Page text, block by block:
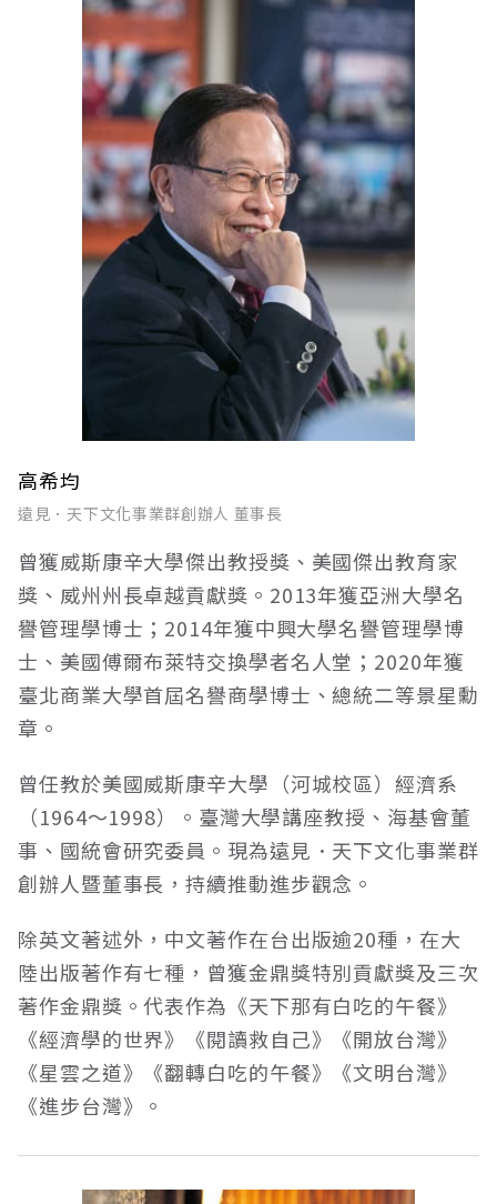
高希均
遠見．天下文化事業群創辦人 董事長
曾獲威斯康辛大學傑出教授獎、美國傑出教育家
獎、威州州長卓越貢獻獎。2013年獲亞洲大學名
譽管理學博士；2014年獲中興大學名譽管理學博
士、美國傅爾布萊特交換學者名人堂；2020年獲
臺北商業大學首屆名譽商學博士、總統二等景星勳
章。
曾任教於美國威斯康辛大學（河城校區）經濟系
（1964～1998）。臺灣大學講座教授、海基會董
事、國統會研究委員。現為遠見．天下文化事業群
創辦人暨董事長，持續推動進步觀念。
除英文著述外，中文著作在台出版逾20種，在大
陸出版著作有七種，曾獲金鼎獎特別貢獻獎及三次
著作金鼎獎。代表作為《天下那有白吃的午餐》
《經濟學的世界》《閱讀救自己》《開放台灣》
《星雲之道》《翻轉白吃的午餐》《文明台灣》
《進步台灣》。